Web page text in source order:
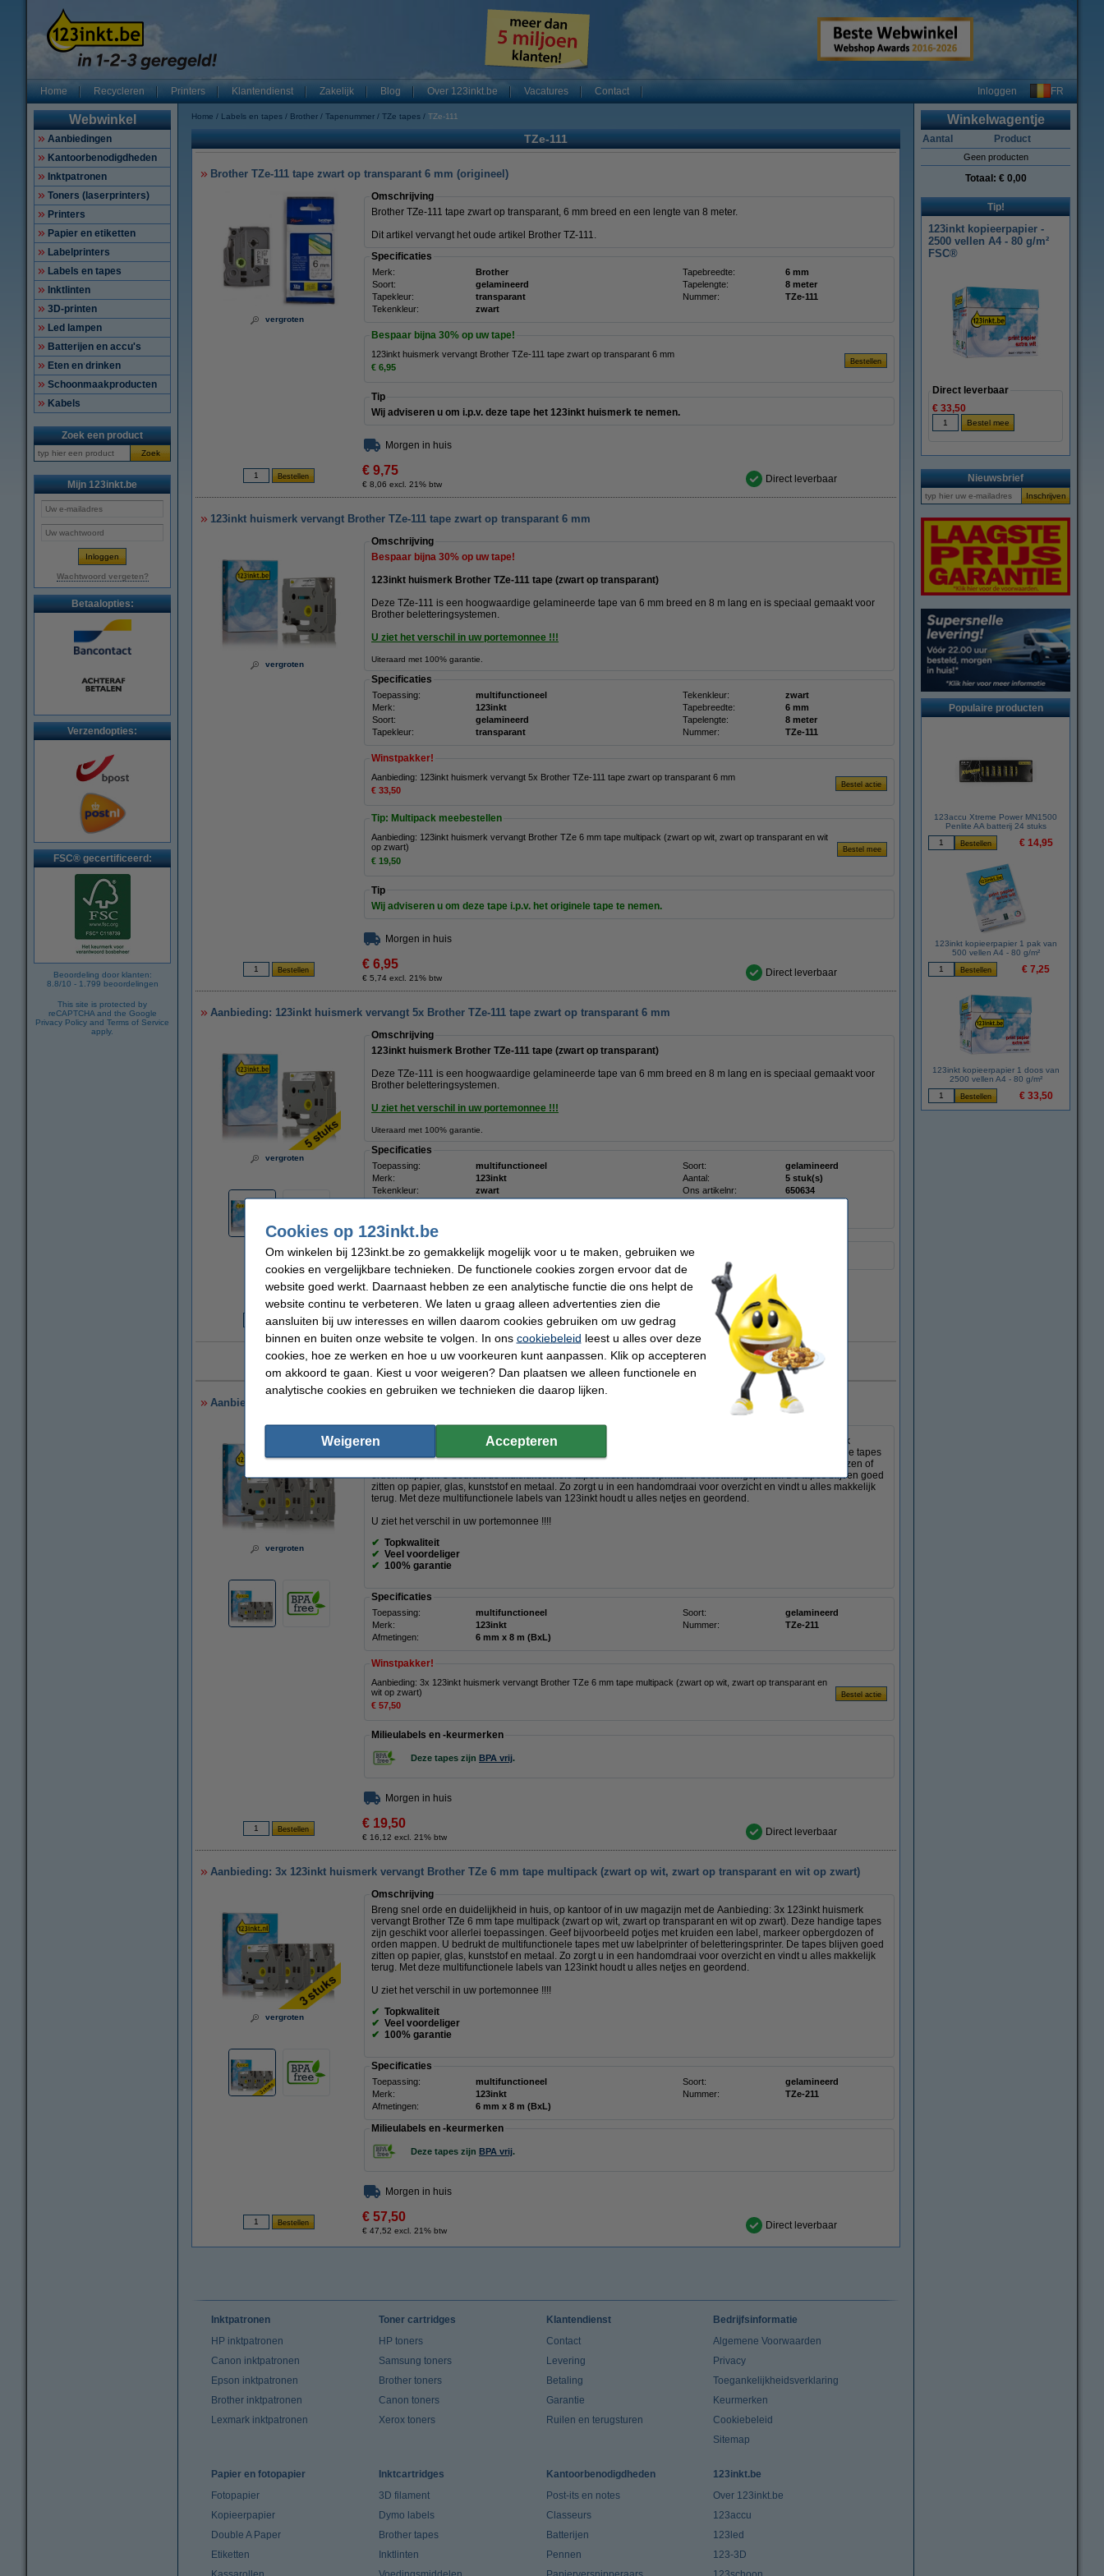
Home Recycleren Printers Klantendienst Zakelijk Blog Over 123inkt.be Vacatures Contact Inloggen FR
Webwinkel
Aanbiedingen
Kantoorbenodigdheden
Inktpatronen
Toners (laserprinters)
Printers
Papier en etiketten
Labelprinters
Labels en tapes
Inktlinten
3D-printen
Led lampen
Batterijen en accu's
Eten en drinken
Schoonmaakproducten
Kabels
Zoek een product
Zoek
Mijn 123inkt.be
Wachtwoord vergeten?
Betaalopties:
Verzendopties:
FSC® gecertificeerd:
Beoordeling door klanten:
8.8/10 - 1.799 beoordelingen
This site is protected by
reCAPTCHA and the Google
Privacy Policy and Terms of Service
apply.
Home Labels en tapes Brother Tapenummer TZe tapes TZe-111
TZe-111
Brother TZe-111 tape zwart op transparant 6 mm (origineel)
vergroten
Omschrijving
Brother TZe-111 tape zwart op transparant, 6 mm breed en een lengte van 8 meter.
Dit artikel vervangt het oude artikel Brother TZ-111.
Specificaties
Merk: Brother Tapebreedte:
6 mm
Soort:
gelamineerd Tapelengte:
8 meter
Tapekleur:
transparant Nummer:
TZe-111
Tekenkleur:
zwart
Bespaar bijna 30% op uw tape!
123inkt huismerk vervangt Brother TZe-111 tape zwart op transparant 6 mm
€ 6,95
Tip
Wij adviseren u om i.p.v. deze tape het 123inkt huismerk te nemen.
Morgen in huis
€ 9,75
€ 8,06 excl. 21% btw Direct leverbaar
123inkt huismerk vervangt Brother TZe-111 tape zwart op transparant 6 mm
vergroten
Omschrijving
Bespaar bijna 30% op uw tape!
123inkt huismerk Brother TZe-111 tape (zwart op transparant)
Deze TZe-111 is een hoogwaardige gelamineerde tape van 6 mm breed en 8 m lang en is speciaal gemaakt voor
Brother beletteringsystemen.
U ziet het verschil in uw portemonnee !!!
Uiteraard met 100% garantie.
Specificaties
Toepassing: multifunctioneel Tekenkleur:
zwart
Merk:
123inkt Tapebreedte:
6 mm
Soort:
gelamineerd Tapelengte:
8 meter
Tapekleur:
transparant Nummer: TZe-111
Winstpakker!
Aanbieding: 123inkt huismerk vervangt 5x Brother TZe-111 tape zwart op transparant 6 mm
€ 33,50
Tip: Multipack meebestellen
Aanbieding: 123inkt huismerk vervangt Brother TZe 6 mm tape multipack (zwart op wit, zwart op transparant en wit
op zwart)
€ 19,50
Tip
Wij adviseren u om deze tape i.p.v. het originele tape te nemen.
Morgen in huis
€ 6,95
€ 5,74 excl. 21% btw Direct leverbaar
Aanbieding: 123inkt huismerk vervangt 5x Brother TZe-111 tape zwart op transparant 6 mm
vergroten
Omschrijving
123inkt huismerk Brother TZe-111 tape (zwart op transparant)
Deze TZe-111 is een hoogwaardige gelamineerde tape van 6 mm breed en 8 m lang en is speciaal gemaakt voor
Brother beletteringsystemen.
U ziet het verschil in uw portemonnee !!!
Uiteraard met 100% garantie.
Specificaties
Toepassing: multifunctioneel Soort:
gelamineerd
Merk:
123inkt Aantal:
5 stuk(s)
Tekenkleur:
zwart Ons artikelnr:
650634
Tapekleur:
transparant Nummer:
TZe-111
Wij adviseren u om deze tape i.p.v. het originele tape te nemen.
Morgen in huis
€ 33,50
Direct leverbaar
10 jaar op rij 'Beste webwinkel' Meer dan 5 miljoen klanten 92% raadt 123inkt.be aan
Aanbieding: 123inkt huismerk vervangt Brother TZe 6 mm tape multipack (zwart op wit, zwart op transparant en wit op zwart)
vergroten
Aanbieding:
Breng snel orde en duidelijkheid in huis, op kantoor of in uw magazijn met de Aanbieding: 123inkt huismerk
vervangt Brother TZe 6 mm tape multipack (zwart op wit, zwart op transparant en wit op zwart). Deze handige tapes
zijn geschikt voor allerlei toepassingen. Geef bijvoorbeeld potjes met kruiden een label, markeer opbergdozen of
orden mappen. U bedrukt de multifunctionele tapes met uw labelprinter of beletteringsprinter. De tapes blijven goed
zitten op papier, glas, kunststof en metaal. Zo zorgt u in een handomdraai voor overzicht en vindt u alles makkelijk
terug. Met deze multifunctionele labels van 123inkt houdt u alles netjes en geordend.
U ziet het verschil in uw portemonnee !!!!
✔ Topkwaliteit
✔ Veel voordeliger
✔ 100% garantie
Specificaties
Toepassing: multifunctioneel Soort:
gelamineerd
Merk:
123inkt Nummer:
TZe-211
Afmetingen:
6 mm x 8 m (BxL)
Winstpakker!
Aanbieding: 3x 123inkt huismerk vervangt Brother TZe 6 mm tape multipack (zwart op wit, zwart op transparant en
wit op zwart)
€ 57,50
Milieulabels en -keurmerken
Deze tapes zijn BPA vrij.
Morgen in huis
€ 19,50
€ 16,12 excl. 21% btw Direct leverbaar
Aanbieding: 3x 123inkt huismerk vervangt Brother TZe 6 mm tape multipack (zwart op wit, zwart op transparant en wit op zwart)
vergroten
Omschrijving
Breng snel orde en duidelijkheid in huis, op kantoor of in uw magazijn met de Aanbieding: 3x 123inkt huismerk
vervangt Brother TZe 6 mm tape multipack (zwart op wit, zwart op transparant en wit op zwart). Deze handige tapes
zijn geschikt voor allerlei toepassingen. Geef bijvoorbeeld potjes met kruiden een label, markeer opbergdozen of
orden mappen. U bedrukt de multifunctionele tapes met uw labelprinter of beletteringsprinter. De tapes blijven goed
zitten op papier, glas, kunststof en metaal. Zo zorgt u in een handomdraai voor overzicht en vindt u alles makkelijk
terug. Met deze multifunctionele labels van 123inkt houdt u alles netjes en geordend.
U ziet het verschil in uw portemonnee !!!!
✔ Topkwaliteit
✔ Veel voordeliger
✔ 100% garantie
Specificaties
Toepassing: multifunctioneel Soort:
gelamineerd
Merk:
123inkt Nummer:
TZe-211
Afmetingen:
6 mm x 8 m (BxL)
Milieulabels en -keurmerken
Deze tapes zijn BPA vrij.
Morgen in huis
€ 57,50
€ 47,52 excl. 21% btw Direct leverbaar
Winkelwagentje
Aantal Product
Geen producten
Totaal: € 0,00
Tip!
123inkt kopieerpapier -
2500 vellen A4 - 80 g/m²
FSC®
Direct leverbaar
€ 33,50
Nieuwsbrief
Populaire producten
123accu Xtreme Power MN1500
Penlite AA batterij 24 stuks
€ 14,95
123inkt kopieerpapier 1 pak van
500 vellen A4 - 80 g/m²
€ 7,25
123inkt kopieerpapier 1 doos van
2500 vellen A4 - 80 g/m²
€ 33,50
Inktpatronen
HP inktpatronen
Canon inktpatronen
Epson inktpatronen
Brother inktpatronen
Lexmark inktpatronen
Toner cartridges
HP toners
Samsung toners
Brother toners
Canon toners
Xerox toners
Klantendienst
Contact
Levering
Betaling
Garantie
Ruilen en terugsturen
Bedrijfsinformatie
Algemene Voorwaarden
Privacy
Toegankelijkheidsverklaring
Keurmerken
Cookiebeleid
Sitemap
Papier en fotopapier
Fotopapier
Kopieerpapier
Double A Paper
Etiketten
Inktcartridges
3D filament
Dymo labels
Brother tapes
Inktlinten
Kantoorbenodigdheden
Post-its en notes
Classeurs
Batterijen
Pennen
123inkt.be
Over 123inkt.be
123accu
123led
123-3D
Cookies op 123inkt.be
Om winkelen bij 123inkt.be zo gemakkelijk mogelijk voor u te maken, gebruiken we
cookies en vergelijkbare technieken. De functionele cookies zorgen ervoor dat de
website goed werkt. Daarnaast hebben ze een analytische functie die ons helpt de
website continu te verbeteren. We laten u graag alleen advertenties zien die
aansluiten bij uw interesses en willen daarom cookies gebruiken om uw gedrag
binnen en buiten onze website te volgen. In ons cookiebeleid leest u alles over deze
cookies, hoe ze werken en hoe u uw voorkeuren kunt aanpassen. Klik op accepteren
om akkoord te gaan. Kiest u voor weigeren? Dan plaatsen we alleen functionele en
analytische cookies en gebruiken we technieken die daarop lijken.
Weigeren Accepteren